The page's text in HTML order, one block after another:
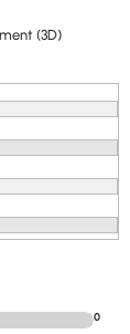
(3D)
0